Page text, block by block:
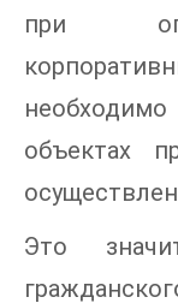
при
объектах
Это